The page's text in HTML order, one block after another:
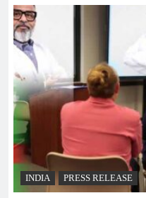
INDIA PRESS RELEASE